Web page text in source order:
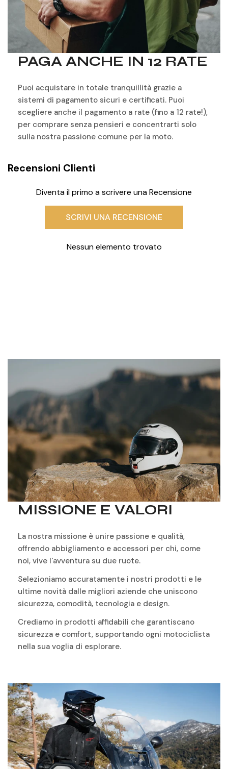
Doppio sistema di cerniere frontali: La chiusura
principale comprende un tunnel dedicato alla pioggia e
un'ulteriore cerniera interna, per garantire che l'acqua
non penetri nella giacca, anche dopo ore di guida sotto la
pioggia battente.
Pronta per qualsiasi viaggio
La giacca Bornholm è stata progettata specificamente
per i motociclisti che esigono prestazioni di alto livello
nei lunghi tour, negli spostamenti quotidiani e nelle
percorrere le strade tortuose delle Highlands scozzesi o
di affrontare il traffico cittadino sotto un acquazzone,
Proteggetevi. State comodi. Rimanete avventurosi con la
giacca Bornholm.
PAGA ANCHE IN 12 RATE
Puoi acquistare in totale tranquillità grazie a
sistemi di pagamento sicuri e certificati. Puoi
scegliere anche il pagamento a rate (fino a 12 rate!),
per comprare senza pensieri e concentrarti solo
sulla nostra passione comune per la moto.
Recensioni Clienti
Diventa il primo a scrivere una Recensione
SCRIVI UNA RECENSIONE
Nessun elemento trovato
MISSIONE E VALORI
La nostra missione è unire passione e qualità,
offrendo abbigliamento e accessori per chi, come
noi, vive l'avventura su due ruote.
Selezioniamo accuratamente i nostri prodotti e le
ultime novità dalle migliori aziende che uniscono
sicurezza, comodità, tecnologia e design.
Crediamo in prodotti affidabili che garantiscano
sicurezza e comfort, supportando ogni motociclista
nella sua voglia di esplorare.